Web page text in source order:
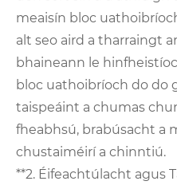
meaisín bloc
alt seo aird a tharraingt
bhaineann le
bloc uathoibríoch do do
taispeáint a chumas
fheabhsú, brabúsacht a
chustaiméirí a chinntiú.
**2. Éifeachtúlacht agus